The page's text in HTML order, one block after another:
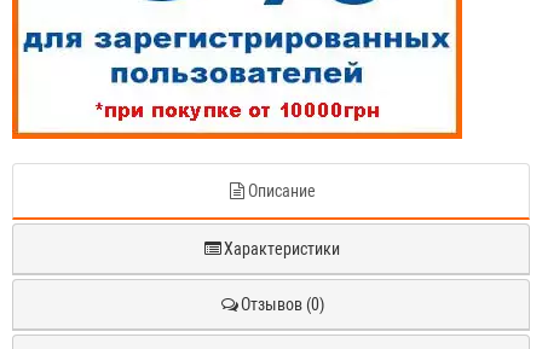
Описание
Характеристики
Отзывов (0)